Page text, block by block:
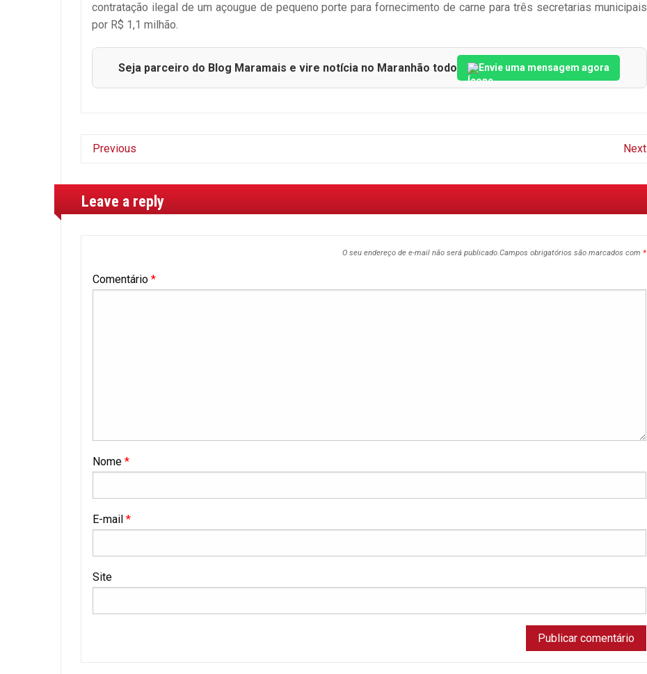
contratação ilegal de um açougue de pequeno porte para fornecimento de carne para três secretarias municipais
por R$ 1,1 milhão.
Seja parceiro do Blog Maramais e vire notícia no Maranhão todo Envie uma mensagem agora
Previous Next
Leave a reply
O seu endereço de e-mail não será publicado.Campos obrigatórios são marcados com *
Comentário *
Nome *
E-mail *
Site